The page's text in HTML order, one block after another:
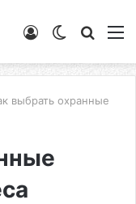
Switch
Войти
выбрать охранные